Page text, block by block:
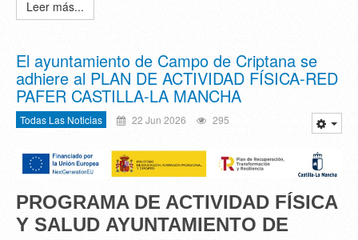
Leer más...
El ayuntamiento de Campo de Criptana se
adhiere al PLAN DE ACTIVIDAD FÍSICA-RED
PAFER CASTILLA-LA MANCHA
Todas Las Noticias 22 Jun 2026 295
PROGRAMA DE ACTIVIDAD FÍSICA
Y SALUD AYUNTAMIENTO DE